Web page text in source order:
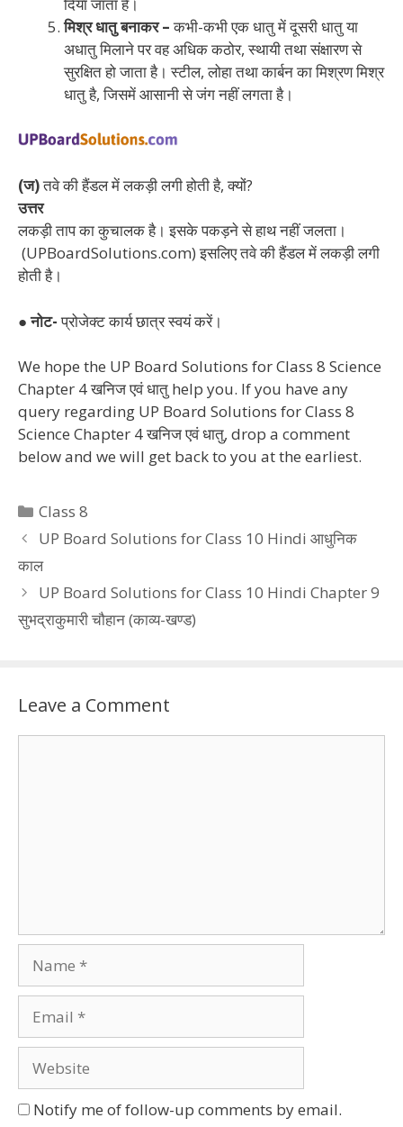
दिया जाता है।
मिश्र धातु बनाकर –कभी-कभी एक धातु में दूसरी धातु या
अधातु मिलाने पर वह अधिक कठोर, स्थायी तथा संक्षारण से
सुरक्षित हो जाता है। स्टील, लोहा तथा कार्बन का मिश्रण मिश्र
धातु है, जिसमें आसानी से जंग नहीं लगता है।
(ज)तवे की हैंडल में लकड़ी लगी होती है, क्यों?
उत्तर
लकड़ी ताप का कुचालक है। इसके पकड़ने से हाथ नहीं जलता।
(UPBoardSolutions.com) इसलिए तवे की हैंडल में लकड़ी लगी
होती है।
● नोट-प्रोजेक्ट कार्य छात्र स्वयं करें।
We hope the UP Board Solutions for Class 8 Science
Chapter 4 खनिज एवं धातु help you. If you have any
query regarding UP Board Solutions for Class 8
Science Chapter 4 खनिज एवं धातु, drop a comment
below and we will get back to you at the earliest.
Categories
Class 8
UP Board Solutions for Class 10 Hindi आधुनिक
काल
UP Board Solutions for Class 10 Hindi Chapter 9
सुभद्राकुमारी चौहान (काव्य-खण्ड)
Leave a Comment
Notify me of follow-up comments by email.